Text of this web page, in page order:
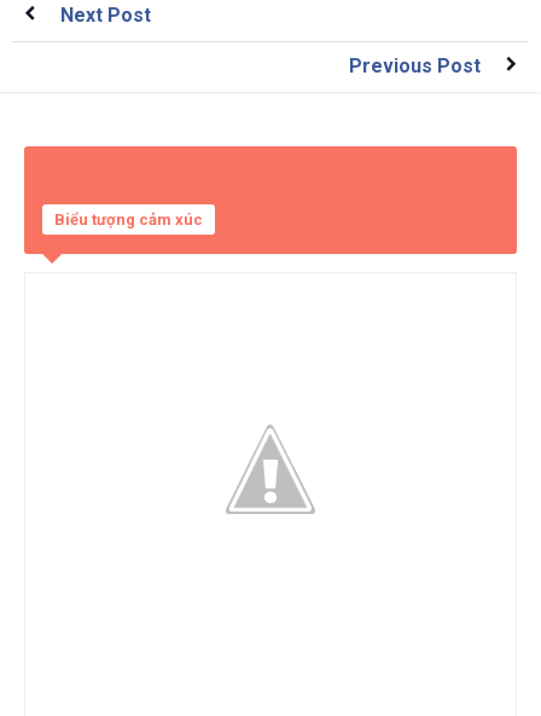
Next Post
Previous Post
Biểu tượng cảm xúc